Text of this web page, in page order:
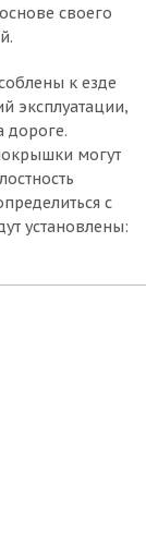
своего
к езде
эксплуатации,
дороге.
могут
с
установлены: